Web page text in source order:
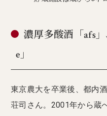
濃厚多酸酒「afs
e」
東京農大を卒業後、都内
荘司さん。2001年から蔵